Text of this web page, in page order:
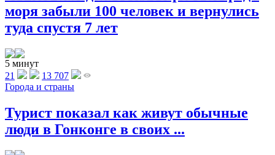
моря забыли 100 человек и вернулись
туда спустя 7 лет
5 минут
21
13 707
Города и страны
Турист показал как живут обычные
люди в Гонконге в своих ...